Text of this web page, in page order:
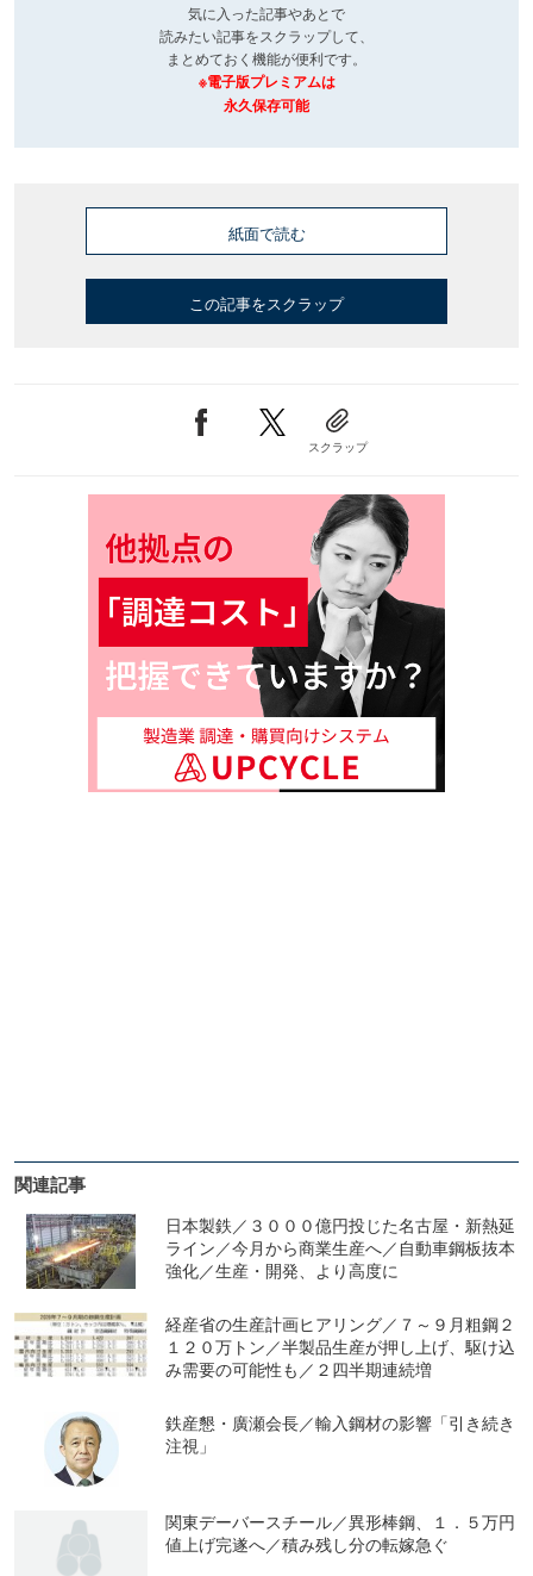
気に入った記事やあとで
読みたい記事をスクラップして、
まとめておく機能が便利です。
※電子版プレミアムは
永久保存可能
紙面で読む
この記事をスクラップ
スクラップ
関連記事
日本製鉄／３０００億円投じた名古屋・新熱延
ライン／今月から商業生産へ／自動車鋼板抜本
強化／生産・開発、より高度に
経産省の生産計画ヒアリング／７～９月粗鋼２
１２０万トン／半製品生産が押し上げ、駆け込
み需要の可能性も／２四半期連続増
鉄産懇・廣瀬会長／輸入鋼材の影響「引き続き
注視」
関東デーバースチール／異形棒鋼、１．５万円
値上げ完遂へ／積み残し分の転嫁急ぐ